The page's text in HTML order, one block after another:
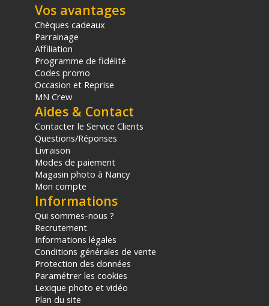
Vos avantages
Chèques cadeaux
Parrainage
Affiliation
Programme de fidélité
Codes promo
Occasion et Reprise
MN Crew
Aides & Contact
Contacter le Service Clients
Questions/Réponses
Livraison
Modes de paiement
Magasin photo à Nancy
Mon compte
Informations
Qui sommes-nous ?
Recrutement
Informations légales
Conditions générales de vente
Protection des données
Paramétrer les cookies
Lexique photo et vidéo
Plan du site